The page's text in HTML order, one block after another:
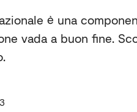
è una
vada a buon fine.